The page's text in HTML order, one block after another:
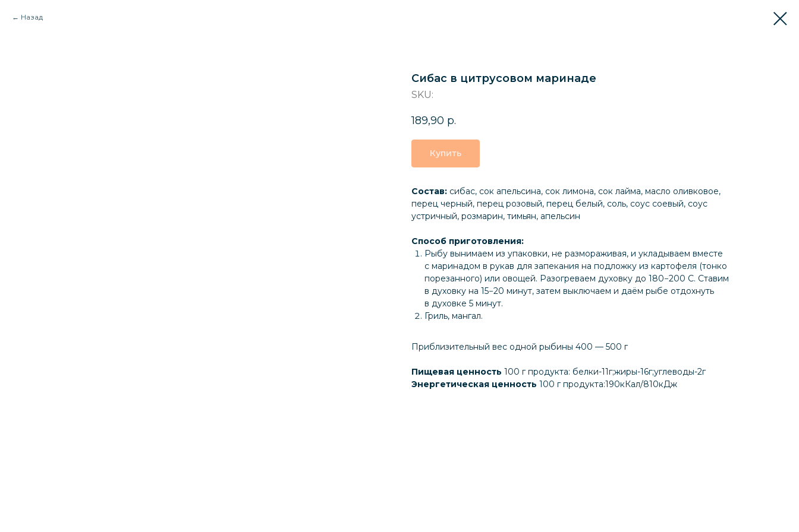
Назад
Сибас в цитрусовом маринаде
SKU:
189,90 р.
Купить
Состав: сибас, сок апельсина, сок лимона, сок лайма, масло оливковое,
перец черный, перец розовый, перец белый, соль, соус соевый, соус
устричный, розмарин, тимьян, апельсин
Способ приготовления:
Рыбу вынимаем из упаковки, не размораживая, и укладываем вместе
с маринадом в рукав для запекания на подложку из картофеля (тонко
порезанного) или овощей. Разогреваем духовку до 180−200 С. Ставим
в духовку на 15−20 минут, затем выключаем и даём рыбе отдохнуть
в духовке 5 минут.
Гриль, мангал.
Приблизительный вес одной рыбины 400 — 500 г
Пищевая ценность 100 г продукта: белки-11г;жиры-16г;углеводы-2г
Энергетическая ценность 100 г продукта:190кКал/810кДж